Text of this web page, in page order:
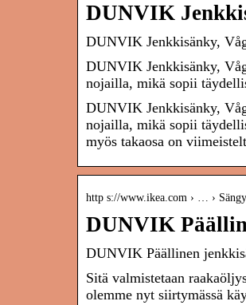
DUNVIK
DUNVIK Jenkkisänky,
DUNVIK Jenkkisänky,
nojailla, mikä sopii
DUNVIK Jenkkisänky,
nojailla, mikä sopii
myös takaosa on
http s://www.ikea.com › … ›
DUNVIK
DUNVIK Päällinen
Sitä valmistetaan
olemme nyt siirtymässä